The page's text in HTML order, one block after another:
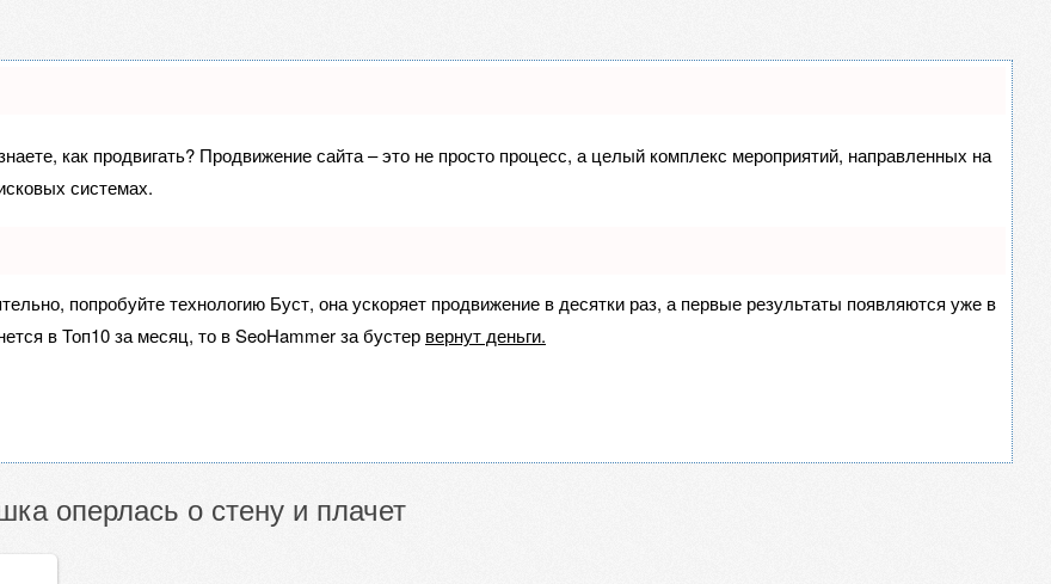
как продвигать? Продвижение сайта – это не просто процесс, а целый комплекс мероприятий, направленных на
системах.
попробуйте технологию Буст, она ускоряет продвижение в десятки раз, а первые результаты появляются уже в
в Топ10 за месяц, то вSeoHammerза бустер вернут деньги.
оперлась о стену и плачет